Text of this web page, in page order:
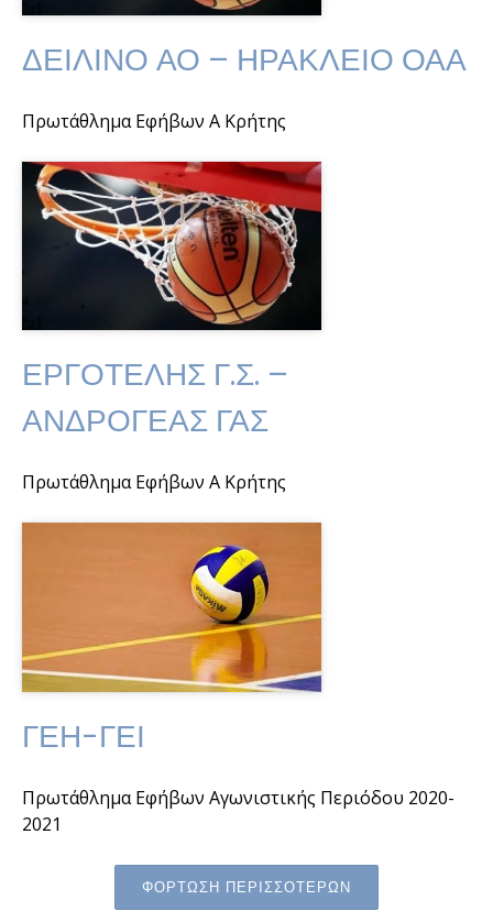
ΔΕΙΛΙΝΟ ΑΟ – ΗΡΑΚΛΕΙΟ ΟΑΑ
Πρωτάθλημα Εφήβων Α Κρήτης
ΕΡΓΟΤΕΛΗΣ Γ.Σ. –
ΑΝΔΡΟΓΕΑΣ ΓΑΣ
Πρωτάθλημα Εφήβων Α Κρήτης
ΓΕΗ-ΓΕΙ
Πρωτάθλημα Εφήβων Αγωνιστικής Περιόδου 2020-
2021
ΦΟΡΤΩΣΗ ΠΕΡΙΣΣΟΤΕΡΩΝ